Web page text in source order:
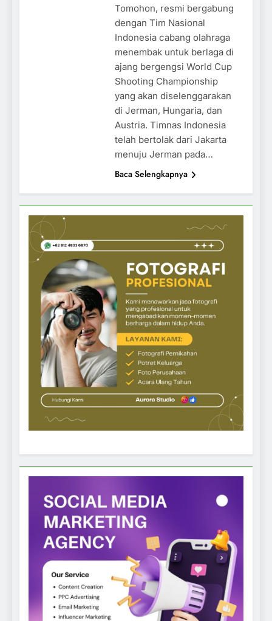
Tomohon, resmi bergabung
dengan Tim Nasional
Indonesia cabang olahraga
menembak untuk berlaga di
ajang bergengsi World Cup
Shooting Championship
yang akan diselenggarakan
di Jerman, Hungaria, dan
Austria. Timnas Indonesia
telah bertolak dari Jakarta
menuju Jerman pada…
Baca Selengkapnya